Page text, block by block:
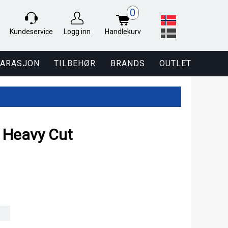
Kundeservice Logg inn
0
Handlekurv
TILBEHØR BRANDS OUTLET
Cut